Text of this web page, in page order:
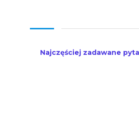
Najczęściej zadawane